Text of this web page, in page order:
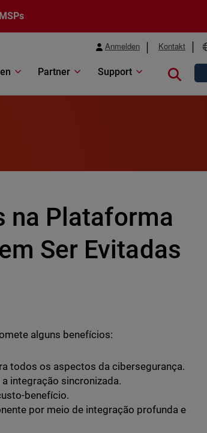
Anmelden Kontakt
Partner Support
na Plataforma
Ser Evitadas
alguns benefícios:
todos os aspectos da cibersegurança.
integração sincronizada.
benefício.
por meio de integração profunda e